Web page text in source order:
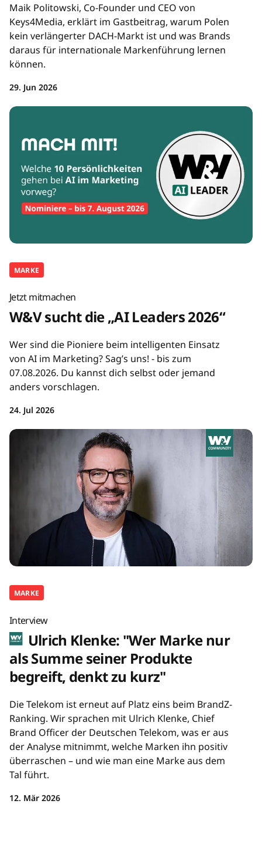
Maik Politowski, Co-Founder und CEO von
Keys4Media, erklärt im Gastbeitrag, warum Polen
kein verlängerter DACH-Markt ist und was Brands
daraus für internationale Markenführung lernen
können.
29. Jun 2026
MARKE
Jetzt mitmachen
W&V sucht die „AI Leaders 2026“
Wer sind die Pioniere beim intelligenten Einsatz
von AI im Marketing? Sag’s uns! - bis zum
07.08.2026. Du kannst dich selbst oder jemand
anders vorschlagen.
24. Jul 2026
MARKE
Interview
Ulrich Klenke: "Wer Marke nur
als Summe seiner Produkte
begreift, denkt zu kurz"
Die Telekom ist erneut auf Platz eins beim BrandZ-
Ranking. Wir sprachen mit Ulrich Klenke, Chief
Brand Officer der Deutschen Telekom, was er aus
der Analyse mitnimmt, welche Marken ihn positiv
überraschen – und wie man eine Marke aus dem
Tal führt.
12. Mär 2026